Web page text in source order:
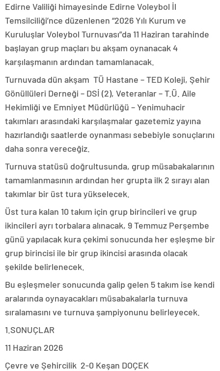
Edirne Valiliği himayesinde Edirne Voleybol İl
Temsilciliği’nce düzenlenen “2026 Yılı Kurum ve
Kuruluşlar Voleybol Turnuvası”da 11 Haziran tarahinde
başlayan grup maçları bu akşam oynanacak 4
karşılaşmanın ardından tamamlanacak.
Turnuvada dün akşam TÜ Hastane – TED Koleji, Şehir
Gönüllüleri Derneği – DSİ (2), Veteranlar – T.Ü. Aile
Hekimliği ve Emniyet Müdürlüğü – Yenimuhacir
takımları arasındaki karşılaşmalar gazetemiz yayına
hazırlandığı saatlerde oynanması sebebiyle sonuçlarını
daha sonra vereceğiz.
Turnuva statüsü doğrultusunda, grup müsabakalarının
tamamlanmasının ardından her grupta ilk 2 sırayı alan
takımlar bir üst tura yükselecek.
Üst tura kalan 10 takım için grup birincileri ve grup
ikincileri ayrı torbalara alınacak, 9 Temmuz Perşembe
günü yapılacak kura çekimi sonucunda her eşleşme bir
grup birincisi ile bir grup ikincisi arasında olacak
şekilde belirlenecek.
Bu eşleşmeler sonucunda galip gelen 5 takım ise kendi
aralarında oynayacakları müsabakalarla turnuva
sıralamasını ve turnuva şampiyonunu belirleyecek.
1.SONUÇLAR
11 Haziran 2026
Çevre ve Şehircilik 2-0 Keşan DOÇEK